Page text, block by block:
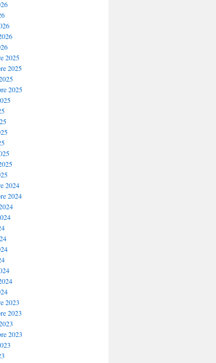
2025
2025
2025
2024
2024
2023
2023
2023